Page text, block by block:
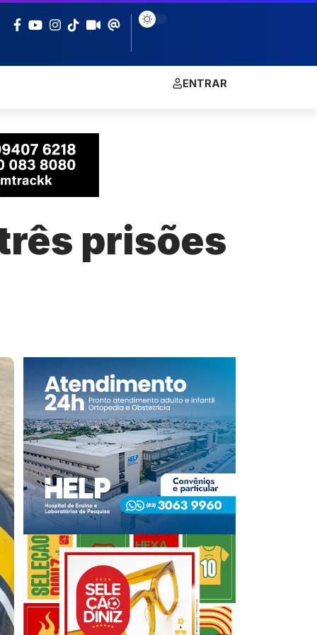
ENTRAR
prisões